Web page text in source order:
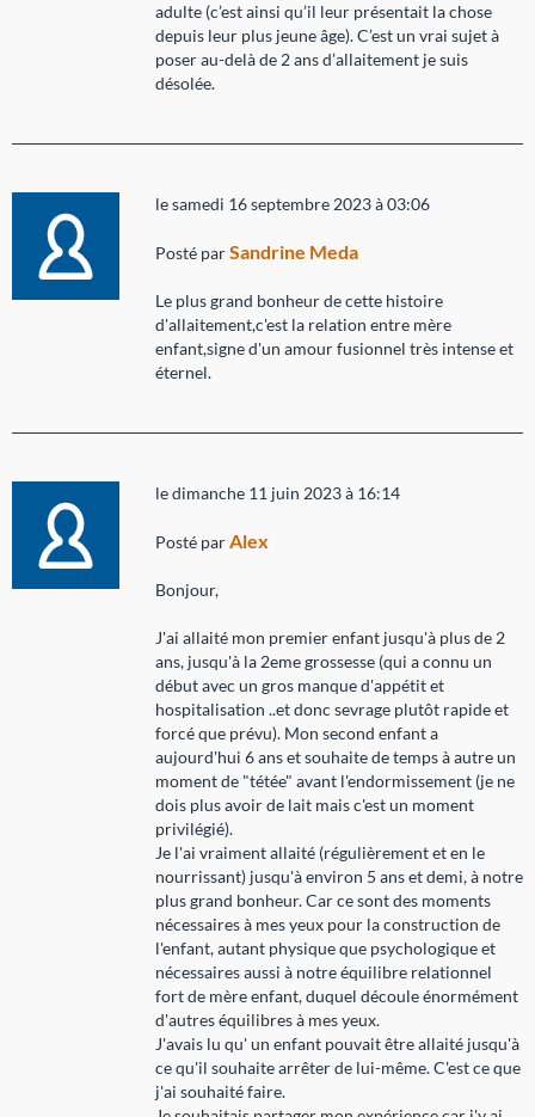
adulte (c’est ainsi qu’il leur présentait la chose
depuis leur plus jeune âge). C’est un vrai sujet à
poser au-delà de 2 ans d’allaitement je suis
désolée.
le samedi 16 septembre 2023 à 03:06
Posté parSandrine Meda
Le plus grand bonheur de cette histoire
d'allaitement,c'est la relation entre mère
enfant,signe d'un amour fusionnel très intense et
éternel.
le dimanche 11 juin 2023 à 16:14
Posté parAlex
Bonjour,
J'ai allaité mon premier enfant jusqu'à plus de 2
ans, jusqu'à la 2eme grossesse (qui a connu un
début avec un gros manque d'appétit et
hospitalisation ..et donc sevrage plutôt rapide et
forcé que prévu). Mon second enfant a
aujourd'hui 6 ans et souhaite de temps à autre un
moment de "tétée" avant l'endormissement (je ne
dois plus avoir de lait mais c'est un moment
privilégié).
Je l'ai vraiment allaité (régulièrement et en le
nourrissant) jusqu'à environ 5 ans et demi, à notre
plus grand bonheur. Car ce sont des moments
nécessaires à mes yeux pour la construction de
l'enfant, autant physique que psychologique et
nécessaires aussi à notre équilibre relationnel
fort de mère enfant, duquel découle énormément
d'autres équilibres à mes yeux.
J'avais lu qu' un enfant pouvait être allaité jusqu'à
ce qu'il souhaite arrêter de lui-même. C'est ce que
j'ai souhaité faire.